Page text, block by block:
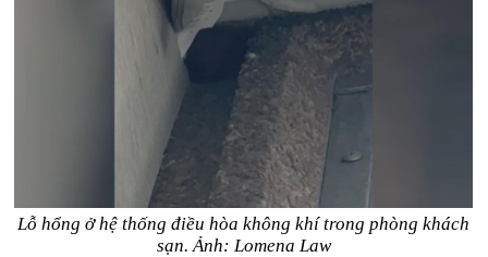
Lỗ hổng ở hệ thống điều hòa không khí trong phòng khách
sạn. Ảnh: Lomena Law